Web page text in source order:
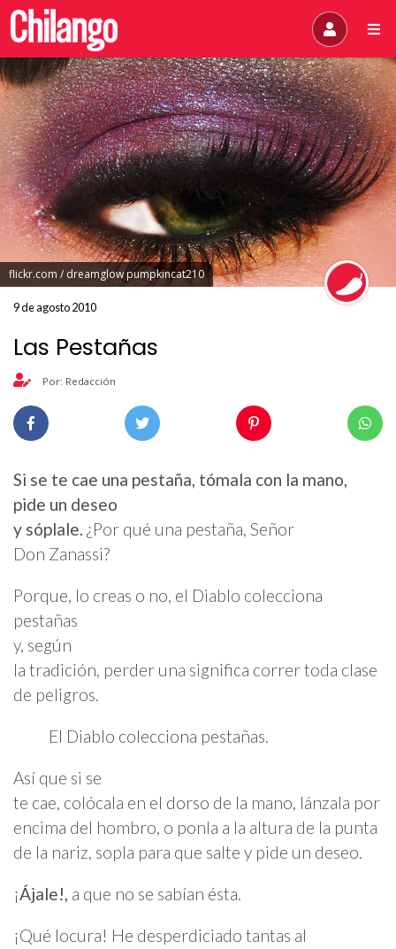
flickr.com / dreamglow pumpkincat210
9 de agosto 2010
Las Pestañas
Por: Redacción
Si se te cae una pestaña, tómala con la mano,
pide un deseo
y sóplale. ¿Por qué una pestaña, Señor
Don Zanassi?
Porque, lo creas o no, el Diablo colecciona
pestañas
y, según
la tradición, perder una significa correr toda clase
de peligros.
El Diablo colecciona pestañas.
Así que si se
te cae, colócala en el dorso de la mano, lánzala por
encima del hombro, o ponla a la altura de la punta
de la nariz, sopla para que salte y pide un deseo.
¡Ájale!, a que no se sabían ésta.
¡Qué locura! He desperdiciado tantas al